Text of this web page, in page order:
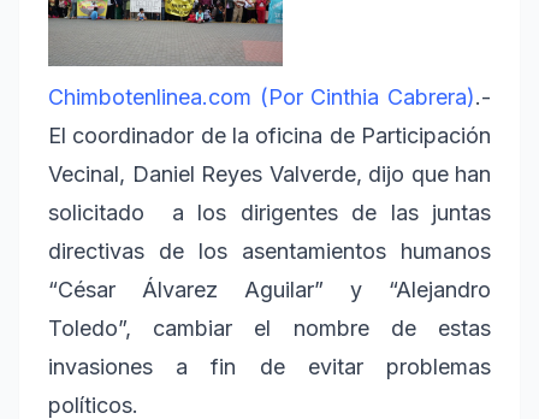
Chimbotenlinea.com (Por Cinthia Cabrera).-
El coordinador de la oficina de Participación
Vecinal, Daniel Reyes Valverde, dijo que han
solicitado a los dirigentes de las juntas
directivas de los asentamientos humanos
“César Álvarez Aguilar” y “Alejandro
Toledo”, cambiar el nombre de estas
invasiones a fin de evitar problemas
políticos.